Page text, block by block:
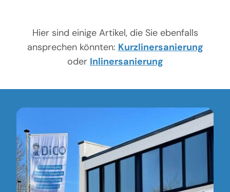
Hier sind einige Artikel, die Sie ebenfalls
ansprechen könnten: Kurzlinersanierung
oder Inlinersanierung